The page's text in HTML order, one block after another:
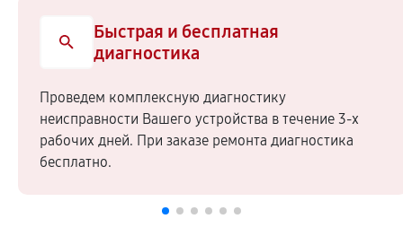
Быстрая и бесплатная
диагностика
Проведем комплексную диагностику
неисправности Вашего устройства в течение 3-х
рабочих дней. При заказе ремонта диагностика
бесплатно.